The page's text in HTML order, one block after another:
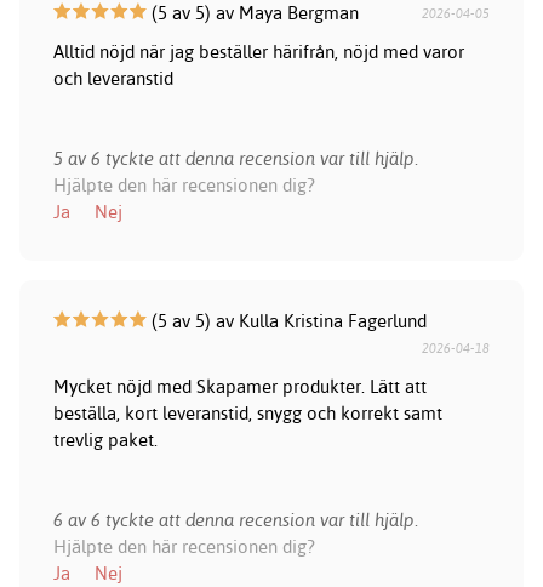
(5 av 5) av Maya Bergman 2026-04-05
Alltid nöjd när jag beställer härifrån, nöjd med varor
och leveranstid
5 av 6 tyckte att denna recension var till hjälp.
Hjälpte den här recensionen dig?
Ja
Nej
(5 av 5) av Kulla Kristina Fagerlund
2026-04-18
Mycket nöjd med Skapamer produkter. Lätt att
beställa, kort leveranstid, snygg och korrekt samt
trevlig paket.
6 av 6 tyckte att denna recension var till hjälp.
Hjälpte den här recensionen dig?
Ja
Nej